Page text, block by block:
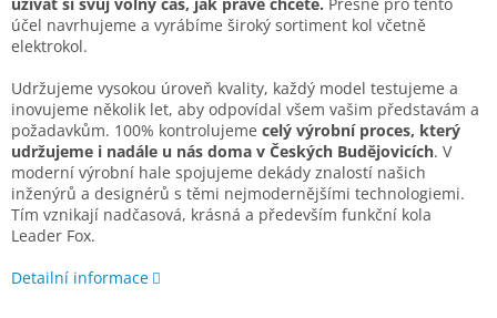
užívat si svůj volný čas, jak právě chcete. Přesně pro tento
účel navrhujeme a vyrábíme široký sortiment kol včetně
elektrokol.
Udržujeme vysokou úroveň kvality, každý model testujeme a
inovujeme několik let, aby odpovídal všem vašim představám a
požadavkům. 100% kontrolujeme celý výrobní proces, který
udržujeme i nadále u nás doma v Českých Budějovicích. V
moderní výrobní hale spojujeme dekády znalostí našich
inženýrů a designérů s těmi nejmodernějšími technologiemi.
Tím vznikají nadčasová, krásná a především funkční kola
Leader Fox.
Detailní informace